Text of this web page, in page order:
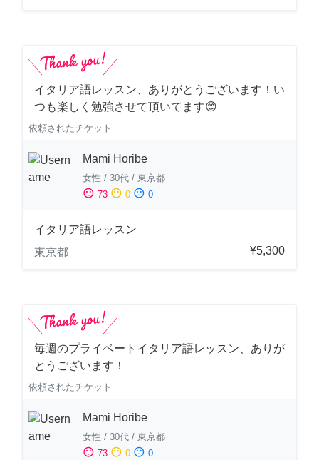
イタリア語レッスン、ありがとうございます！い
つも楽しく勉強させて頂いてます😊
依頼されたチケット
Mami Horibe
女性 / 30代 / 東京都
sentiment_satisfied 73 sentiment_neutral 0 sentiment_dissatisfied 0
イタリア語レッスン
東京都
¥5,300
毎週のプライベートイタリア語レッスン、ありが
とうございます！
依頼されたチケット
Mami Horibe
女性 / 30代 / 東京都
sentiment_satisfied 73 sentiment_neutral 0 sentiment_dissatisfied 0